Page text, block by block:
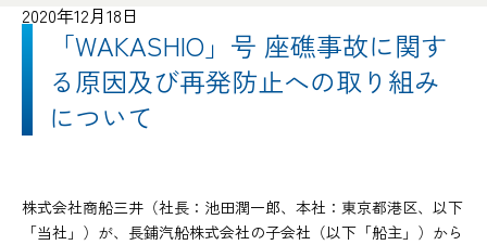
2020年12月18日
「WAKASHIO」号 座礁事故に関す
る原因及び再発防止への取り組み
について
株式会社商船三井（社長：池田潤一郎、本社：東京都港区、以下
「当社」）が、長鋪汽船株式会社の子会社（以下「船主」）から